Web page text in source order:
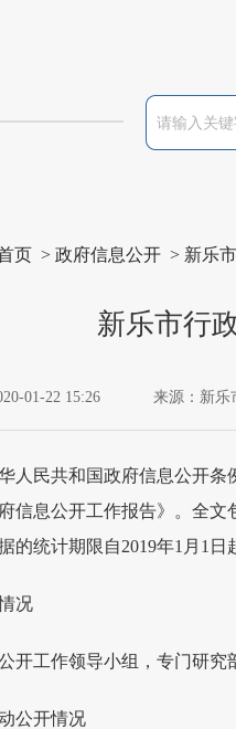
页 > 政府信息公开 > 新乐
新乐市行
01-22 15:26 来源：新乐
人民共和国政府信息公开
信息公开工作报告》。全
的统计期限自2019年1月1日
况
开工作领导小组，专门研究
公开情况